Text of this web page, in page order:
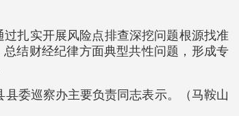
扎实开展风险点排查深挖问题根源找准
结财经纪律方面典型共性问题，形成专
委巡察办主要负责同志表示。（马鞍山